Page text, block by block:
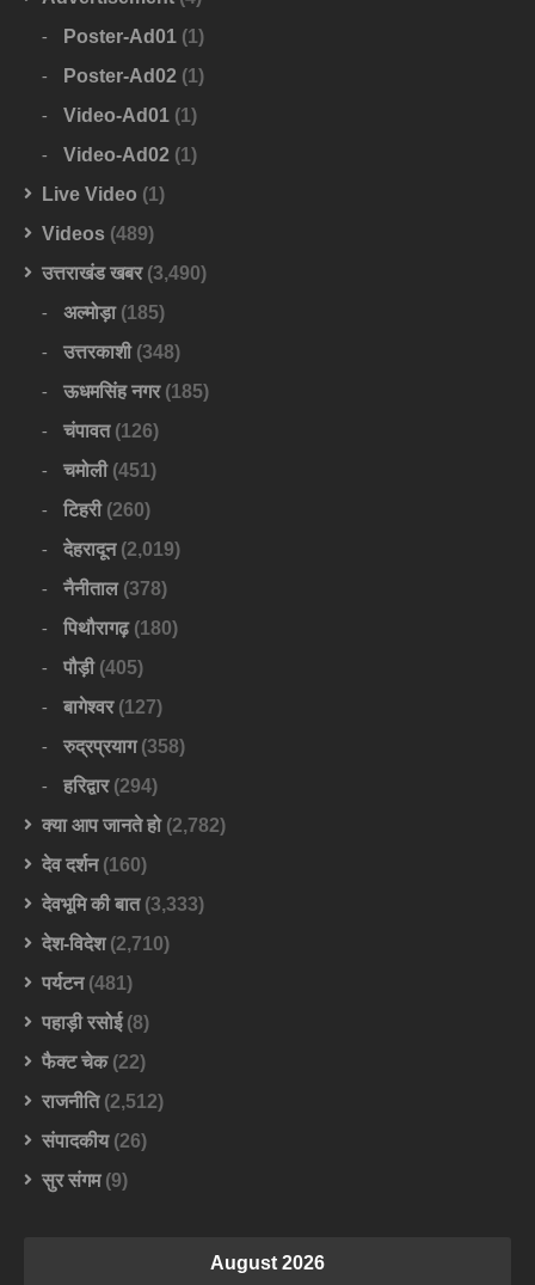
Poster-Ad01 (1)
Poster-Ad02 (1)
Video-Ad01 (1)
Video-Ad02 (1)
Live Video (1)
Videos (489)
उत्तराखंड खबर(3,490)
अल्मोड़ा(185)
उत्तरकाशी(348)
ऊधमसिंह नगर(185)
चंपावत(126)
चमोली(451)
टिहरी(260)
देहरादून(2,019)
नैनीताल(378)
पिथौरागढ़(180)
पौड़ी(405)
बागेश्वर(127)
रुद्रप्रयाग(358)
हरिद्वार(294)
क्या आप जानते हो(2,782)
देव दर्शन(160)
देवभूमि की बात(3,333)
देश-विदेश(2,710)
पर्यटन(481)
पहाड़ी रसोई(8)
फैक्ट चेक(22)
राजनीति(2,512)
संपादकीय(26)
सुर संगम(9)
August 2026